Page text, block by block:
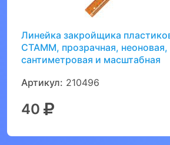
Линейка закройщика
СТАММ, прозрачная, неоновая,
сантиметровая и масштабная
Артикул: 210496
40